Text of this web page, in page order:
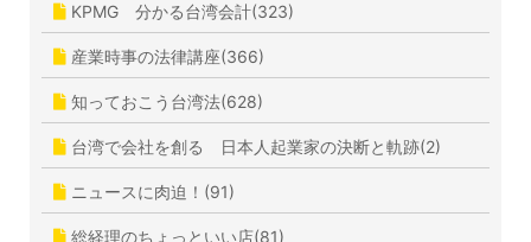
KPMG 分かる台湾会計(323)
産業時事の法律講座(366)
知っておこう台湾法(628)
台湾で会社を創る 日本人起業家の決断と軌跡(2)
ニュースに肉迫！(91)
総経理のちょっといい店(81)